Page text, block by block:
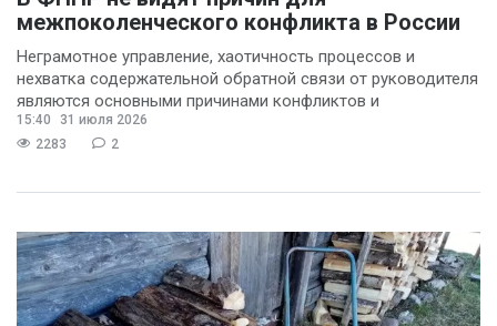
межпоколенческого конфликта в России
Неграмотное управление, хаотичность процессов и
нехватка содержательной обратной связи от руководителя
являются основными причинами конфликтов и
раздражения в
15:40
31 июля 2026
2283
2